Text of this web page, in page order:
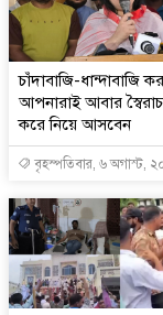
চাঁদাবাজি-ধান্দাবাজি
আপনারাই আবার
করে নিয়ে আসবেন
বৃহস্পতিবার, ৬ অগাস্ট,